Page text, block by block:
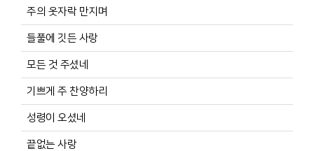
주의 옷자락 만지며
들풀에 깃든 사랑
모든 것 주셨네
기쁘게 주 찬양하리
성령이 오셨네
끝없는 사랑